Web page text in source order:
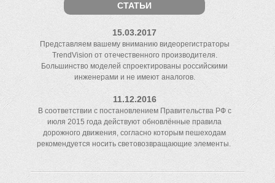
СТАТЬИ
15.03.2017
Представляем вашему вниманию видеорегистраторы
TrendVision от отечественного производителя.
Большинство моделей спроектированы российскими
инженерами и не имеют аналогов.
11.12.2016
В соответствии с постановлением Правительства РФ с
июля 2015 года действуют обновлённые правила
дорожного движения, согласно которым пешеходам
рекомендуется носить световозвращающие элементы.